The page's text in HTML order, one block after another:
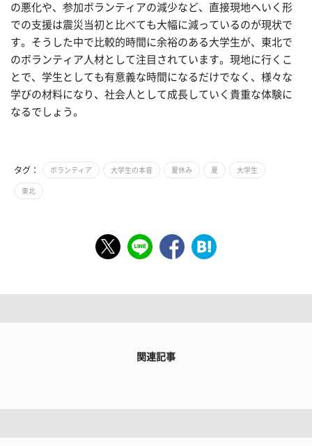
の悪化や、参加ボランティアの減少など、直接現地へいく形
での支援は震災当初と比べても大幅に減っているのが現状で
す。そうした中で比較的時間に余裕のある大学生が、東北で
のボランティア人材として注目されています。現地に行くこ
とで、学生としても有意義な時間になるだけでなく、様々な
学びの材料になり、社会人として成長していく貴重な体験に
なるでしょう。
タグ： ボランティア 大学生の本音 夏休み 夏 大学生
東北
関連記事